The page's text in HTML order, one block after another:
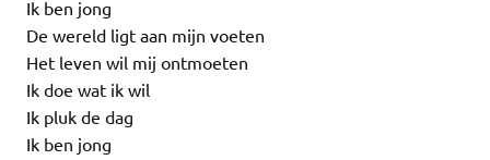
Ik ben jong
De wereld ligt aan mijn voeten
Het leven wil mij ontmoeten
Ik doe wat ik wil
Ik pluk de dag
Ik ben jong